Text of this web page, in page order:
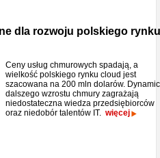
dla rozwoju polskiego rynku
Ceny usług chmurowych spadają, a
wielkość polskiego rynku cloud jest
szacowana na 200 mln dolarów.
dalszego wzrostu chmury zagrażają
niedostateczna wiedza przedsiębiorców
oraz niedobór talentów IT. więcej